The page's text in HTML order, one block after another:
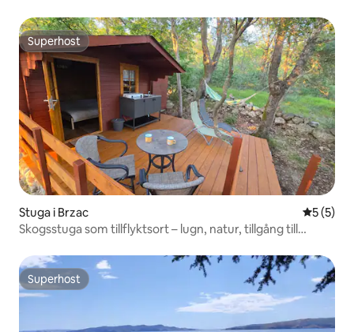
Superhost
Superhost
Stuga i Brzac 5 av 5 i
5 (5)
Skogsstuga som tillflyktsort – lugn, natur, tillgång till
Superhost
Superhost